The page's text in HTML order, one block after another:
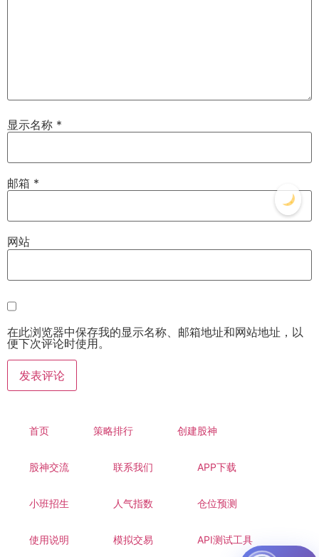
显示名称 *
邮箱 *
网站
在此浏览器中保存我的显示名称、邮箱地址和网站地址，以
便下次评论时使用。
首页 策略排行 创建股神
股神交流 联系我们 APP下载
小班招生 人气指数 仓位预测
使用说明 模拟交易 API测试工具